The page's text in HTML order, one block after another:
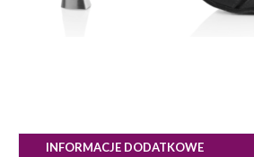
INFORMACJE DODATKOWE